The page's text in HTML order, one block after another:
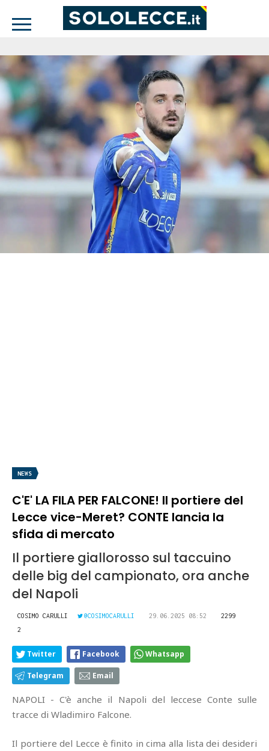
NEWS
C'E' LA FILA PER FALCONE! Il portiere del
Lecce vice-Meret? CONTE lancia la
sfida di mercato
Il portiere giallorosso sul taccuino
delle big del campionato, ora anche
del Napoli
COSIMO CARULLI @COSIMOCARULLI 29.06.2025 08:52
2299
2
Twitter Facebook Whatsapp
Telegram Email
NAPOLI - C'è anche il Napoli del leccese Conte sulle
tracce di Wladimiro Falcone.
Il portiere del Lecce è finito in cima alla lista dei desideri